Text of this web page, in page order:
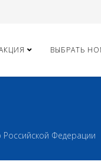
ВЫБРАТЬ
Федерации